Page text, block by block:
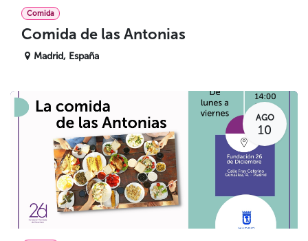
Comida
Comida de las Antonias
Madrid, España
AGO
10